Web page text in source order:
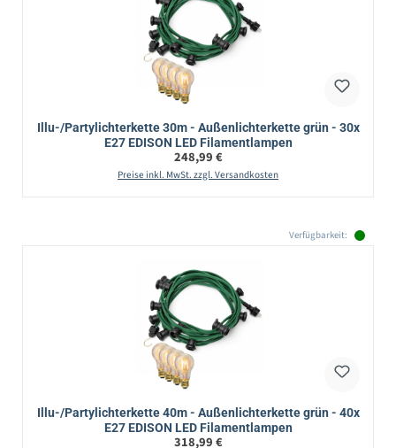
Illu-/Partylichterkette 30m - Außenlichterkette grün - 30x
E27 EDISON LED Filamentlampen
Regulärer Preis:
248,99 €
Preise inkl. MwSt. zzgl. Versandkosten
Verfügbarkeit:
Illu-/Partylichterkette 40m - Außenlichterkette grün - 40x
E27 EDISON LED Filamentlampen
Regulärer Preis:
318,99 €